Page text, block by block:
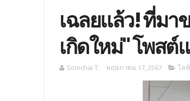
เฉลยแล้ว! ที่มา
เกิดใหม่" โพสต์
Somchai T. พฤษภาคม 17, 2567 ไล